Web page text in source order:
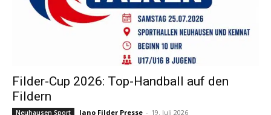
Filder-Cup 2026: Top-Handball auf den
Fildern
Neuhausen Sport Jano Filder Presse - 19. Juli 2026